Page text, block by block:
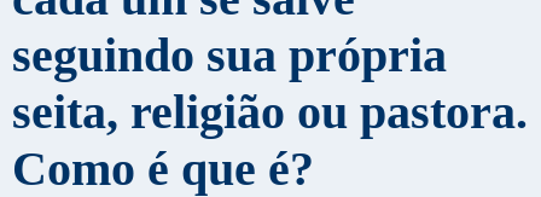
seguindo sua própria
seita, religião ou pastora.
Como é que é?